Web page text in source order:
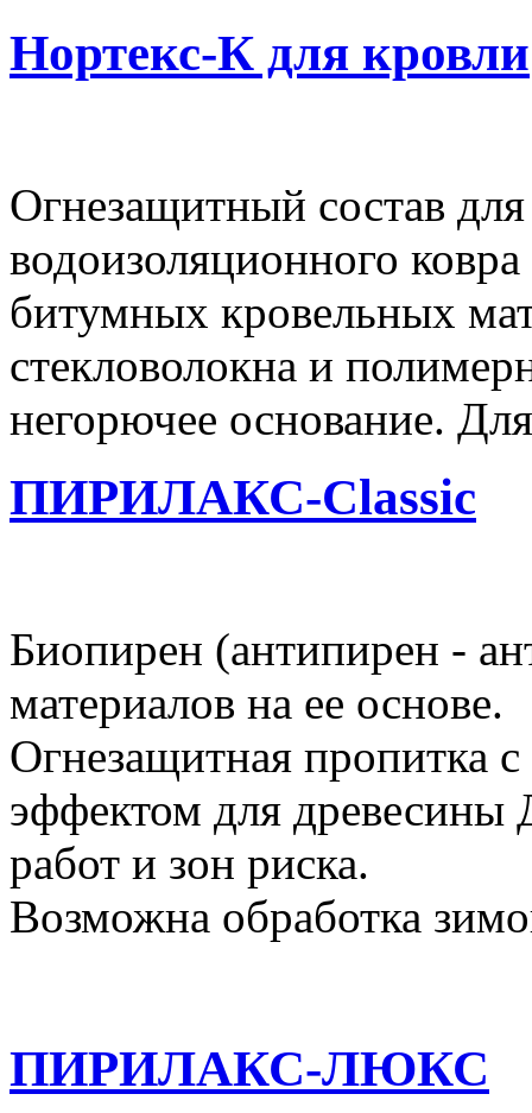
Нортекс-К для кровли
Огнезащитный состав
водоизоляционного
битумных кровельных
стекловолокна и
негорючее основание.
ПИРИЛАКС-Classic
Биопирен (антипирен -
материалов на ее основе.
Огнезащитная пропитка
эффектом для
работ и зон риска.
Возможна обработка
ПИРИЛАКС-ЛЮКС